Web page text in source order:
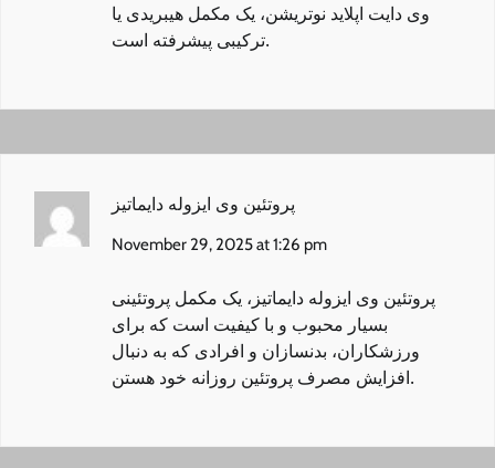
وی دایت اپلاید نوتریشن، یک مکمل هیبریدی یا
ترکیبی پیشرفته است.
پروتئین وی ایزوله دایماتیز
November 29, 2025 at 1:26 pm
پروتئین وی ایزوله دایماتیز ، یک مکمل پروتئینی
بسیار محبوب و با کیفیت است که برای
ورزشکاران، بدنسازان و افرادی که به دنبال
افزایش مصرف پروتئین روزانه خود هستن.